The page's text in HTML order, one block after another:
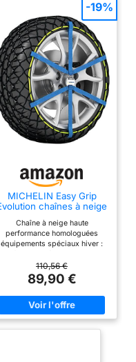
MICHELIN Easy Grip
chaînes à neige
Chaîne à neige haute
performance homologuées
équipements spéciaux hiver :
chaînes métalliques et montage
facilité comme des chaussettes
à neige Chaînage structuré de
composite et maillage
clips acier : Assure une
maximale sur neige et
110,56 €
89,90 €
-19%